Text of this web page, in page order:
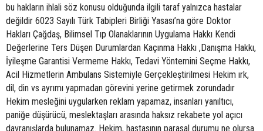
bu hakların ihlali söz konusu olduğunda ilgili taraf yalnızca hastalar
değildir 6023 Sayılı Türk Tabipleri Birliği Yasası’na göre Doktor
Hakları Çağdaş, Bilimsel Tıp Olanaklarının Uygulama Hakkı Kendi
Değerlerine Ters Düşen Durumlardan Kaçınma Hakkı ,Danışma Hakkı,
İyileşme Garantisi Vermeme Hakkı, Tedavi Yöntemini Seçme Hakkı,
Acil Hizmetlerin Ambulans Sistemiyle Gerçekleştirilmesi Hekim ırk,
dil, din vs ayrımı yapmadan görevini yerine getirmek zorundadır
Hekim mesleğini uygularken reklam yapamaz, insanları yanıltıcı,
paniğe düşürücü, meslektaşları arasında haksız rekabete yol açıcı
davranışlarda bulunamaz. Hekim, hastasının parasal durumu ne olursa